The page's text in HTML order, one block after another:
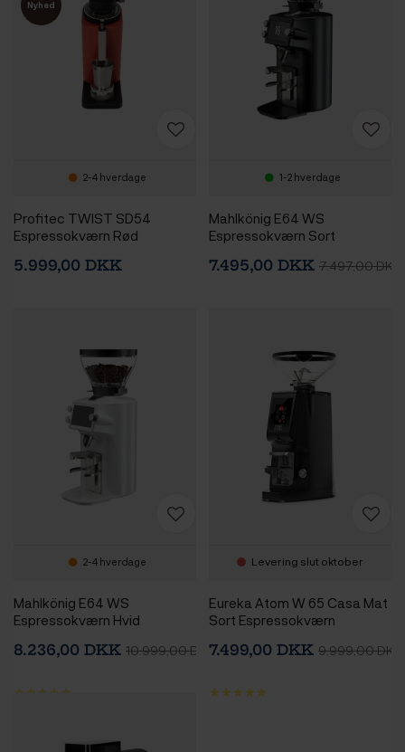
Nyhed
2-4 hverdage
Profitec TWIST SD54
Espressokværn Rød
5.999,00 DKK
1-2 hverdage
Mahlkönig E64 WS
Espressokværn Sort
7.495,00 DKK 7.497,00 DKK
2-4 hverdage
Mahlkönig E64 WS
Espressokværn Hvid
8.236,00 DKK 10.999,00 DKK
Levering slut oktober
Eureka Atom W 65 Casa Mat
Sort Espressokværn
7.499,00 DKK 9.999,00 DKK